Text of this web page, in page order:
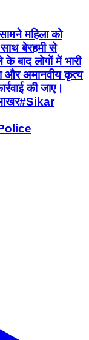
महिला को
बेरहमी से
बाद लोगों में भारी
और अमानवीय कृत्य
की जाए।
​#Sikar